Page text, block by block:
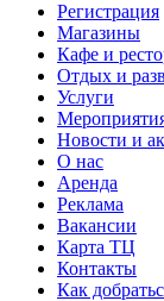
Регистрация
Магазины
Кафе и
Отдых и
Услуги
Новости и
О нас
Аренда
Реклама
Вакансии
Карта ТЦ
Контакты
Как